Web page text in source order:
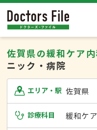
佐賀県の緩和ケア
ニック・病院
エリア・駅 佐賀県
診療科目 緩和ケ